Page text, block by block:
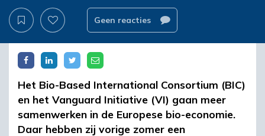
Geen reacties
Het Bio-Based International Consortium (BIC)
en het Vanguard Initiative (VI) gaan meer
samenwerken in de Europese bio-economie.
Daar hebben zij vorige zomer een